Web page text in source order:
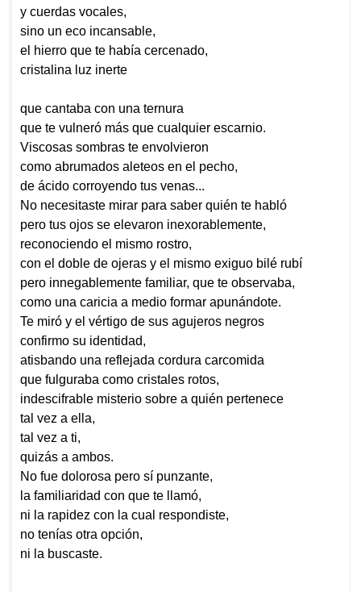
y cuerdas vocales,
sino un eco incansable,
el hierro que te había cercenado,
cristalina luz inerte
que cantaba con una ternura
que te vulneró más que cualquier escarnio.
Viscosas sombras te envolvieron
como abrumados aleteos en el pecho,
de ácido corroyendo tus venas...
No necesitaste mirar para saber quién te habló
pero tus ojos se elevaron inexorablemente,
reconociendo el mismo rostro,
con el doble de ojeras y el mismo exiguo bilé rubí
pero innegablemente familiar, que te observaba,
como una caricia a medio formar apunándote.
Te miró y el vértigo de sus agujeros negros
confirmo su identidad,
atisbando una reflejada cordura carcomida
que fulguraba como cristales rotos,
indescifrable misterio sobre a quién pertenece
tal vez a ella,
tal vez a ti,
quizás a ambos.
No fue dolorosa pero sí punzante,
la familiaridad con que te llamó,
ni la rapidez con la cual respondiste,
no tenías otra opción,
ni la buscaste.